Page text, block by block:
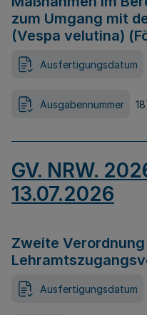
zum Umgang mit
(Vespa velutina)
Ausfertigungsdatum
Ausgabennummer
GV. NRW.
13.07.2026
Zweite
Ausfertigungsdatum